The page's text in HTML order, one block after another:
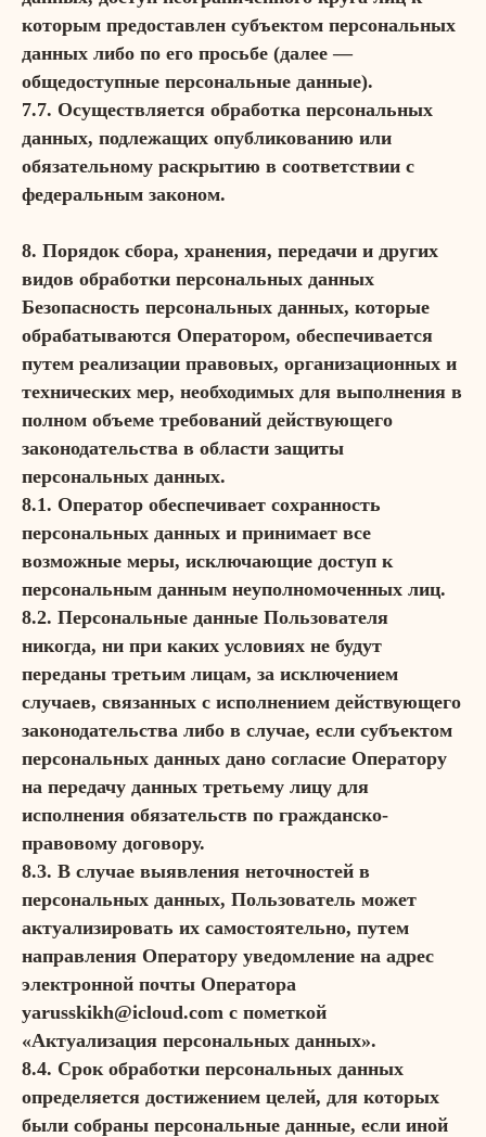
которым предоставлен субъектом персональных
данных либо по его просьбе (далее —
общедоступные персональные данные).
7.7. Осуществляется обработка персональных
данных, подлежащих опубликованию или
обязательному раскрытию в соответствии с
федеральным законом.
8. Порядок сбора, хранения, передачи и других
видов обработки персональных данных
Безопасность персональных данных, которые
обрабатываются Оператором, обеспечивается
путем реализации правовых, организационных и
технических мер, необходимых для выполнения в
полном объеме требований действующего
законодательства в области защиты
персональных данных.
8.1. Оператор обеспечивает сохранность
персональных данных и принимает все
возможные меры, исключающие доступ к
персональным данным неуполномоченных лиц.
8.2. Персональные данные Пользователя
никогда, ни при каких условиях не будут
переданы третьим лицам, за исключением
случаев, связанных с исполнением действующего
законодательства либо в случае, если субъектом
персональных данных дано согласие Оператору
на передачу данных третьему лицу для
исполнения обязательств по гражданско-
правовому договору.
8.3. В случае выявления неточностей в
персональных данных, Пользователь может
актуализировать их самостоятельно, путем
направления Оператору уведомление на адрес
электронной почты Оператора
yarusskikh@icloud.com с пометкой
«Актуализация персональных данных».
8.4. Срок обработки персональных данных
определяется достижением целей, для которых
были собраны персональные данные, если иной